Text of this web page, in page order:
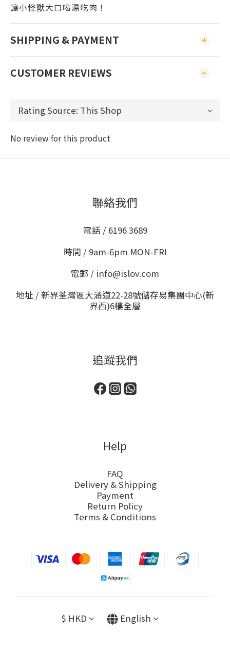
讓小怪獸大口喝湯吃肉！
SHIPPING & PAYMENT
CUSTOMER REVIEWS
No review for this product
聯絡我們
電話 / 6196 3689
時間 / 9am-6pm MON-FRI
電郵 / info@islov.com
地址 / 新界荃灣區大涌道22-28號儲存易集團中心(新
界西)6樓全層
追蹤我們
Help
FAQ
Delivery & Shipping
Payment
Return Policy
Terms & Conditions
$ HKD English